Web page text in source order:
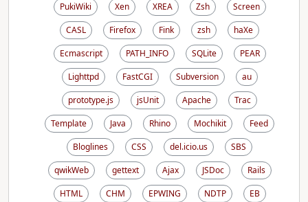
PukiWiki
Xen XREA Zsh
Screen
CASL
Firefox Fink zsh
haXe
Ecmascript
PATH_INFO SQLite
PEAR
Lighttpd
FastCGI Subversion
au
prototype.js
jsUnit Apache
Trac
Template
Java Rhino Mochikit
Feed
Bloglines
CSS del.icio.us
SBS
qwikWeb
gettext Ajax JSDoc
Rails
HTML
CHM EPWING NDTP
EB